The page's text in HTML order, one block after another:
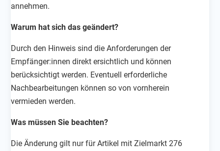
annehmen.
Warum hat sich das geändert?
Durch den Hinweis sind die Anforderungen der
Empfänger:innen direkt ersichtlich und können
berücksichtigt werden. Eventuell erforderliche
Nachbearbeitungen können so von vornherein
vermieden werden.
Was müssen Sie beachten?
Die Änderunggilt nur für Artikel mit Zielmarkt 276